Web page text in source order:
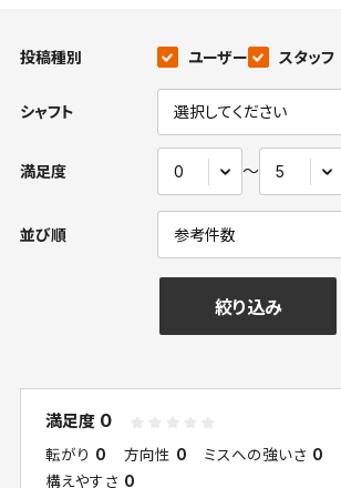
投稿種別 ユーザー スタッフ
シャフト
満足度 〜
並び順
絞り込み
満足度 0
転がり 0 方向性 0 ミスへの強いさ 0
構えやすさ 0